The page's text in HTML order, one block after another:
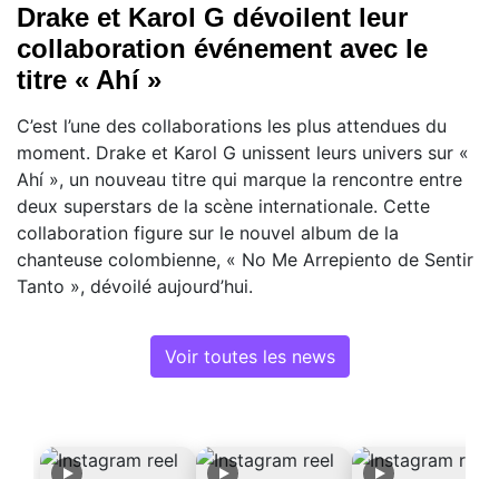
Drake et Karol G dévoilent leur
collaboration événement avec le
titre « Ahí »
C’est l’une des collaborations les plus attendues du
moment. Drake et Karol G unissent leurs univers sur «
Ahí », un nouveau titre qui marque la rencontre entre
deux superstars de la scène internationale. Cette
collaboration figure sur le nouvel album de la
chanteuse colombienne, « No Me Arrepiento de Sentir
Tanto », dévoilé aujourd’hui.
Voir toutes les news